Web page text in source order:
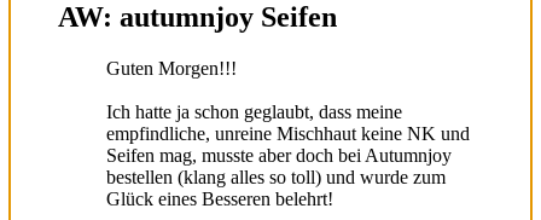
AW: autumnjoy Seifen
Guten Morgen!!!
Ich hatte ja schon geglaubt, dass meine
empfindliche, unreine Mischhaut keine NK und
Seifen mag, musste aber doch bei Autumnjoy
bestellen (klang alles so toll) und wurde zum
Glück eines Besseren belehrt!